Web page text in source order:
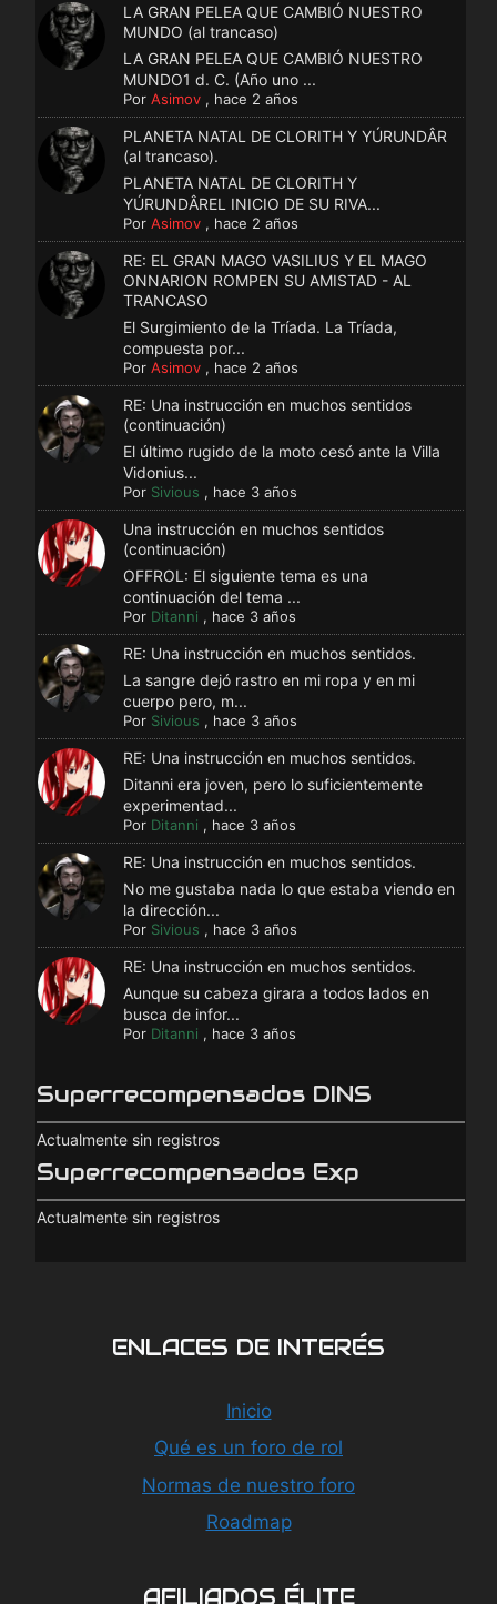
LA GRAN PELEA QUE CAMBIÓ NUESTRO
MUNDO (al trancaso)
LA GRAN PELEA QUE CAMBIÓ NUESTRO
MUNDO1 d. C. (Año uno ...
Por Asimov, hace 2 años
PLANETA NATAL DE CLORITH Y YÚRUNDÂR
(al trancaso).
PLANETA NATAL DE CLORITH Y
YÚRUNDÂREL INICIO DE SU RIVA...
Por Asimov, hace 2 años
RE: EL GRAN MAGO VASILIUS Y EL MAGO
ONNARION ROMPEN SU AMISTAD - AL
TRANCASO
El Surgimiento de la Tríada. La Tríada,
compuesta por...
Por Asimov, hace 2 años
RE: Una instrucción en muchos sentidos
(continuación)
El último rugido de la moto cesó ante la Villa
Vidonius...
Por Sivious , hace 3 años
Una instrucción en muchos sentidos
(continuación)
OFFROL: El siguiente tema es una
continuación del tema ...
Por Ditanni , hace 3 años
RE: Una instrucción en muchos sentidos.
La sangre dejó rastro en mi ropa y en mi
cuerpo pero, m...
Por Sivious , hace 3 años
RE: Una instrucción en muchos sentidos.
Ditanni era joven, pero lo suficientemente
experimentad...
Por Ditanni , hace 3 años
RE: Una instrucción en muchos sentidos.
No me gustaba nada lo que estaba viendo en
la dirección...
Por Sivious , hace 3 años
RE: Una instrucción en muchos sentidos.
Aunque su cabeza girara a todos lados en
busca de infor...
Por Ditanni , hace 3 años
Superrecompensados DINS
Actualmente sin registros
Superrecompensados Exp
Actualmente sin registros
ENLACES DE INTERÉS
Inicio
Qué es un foro de rol
Normas de nuestro foro
Roadmap
AFILIADOS ÉLITE